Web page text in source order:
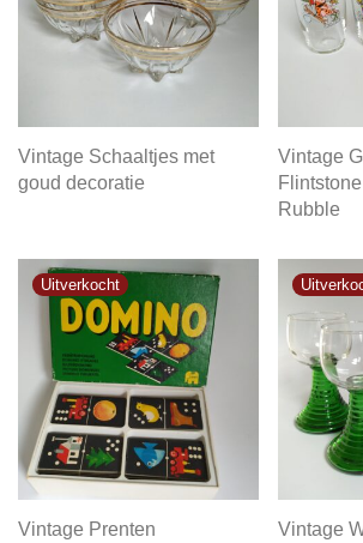
Vintage Schaaltjes met
goud decoratie
Vintage
Rubble
Vintage Prenten
Vintage